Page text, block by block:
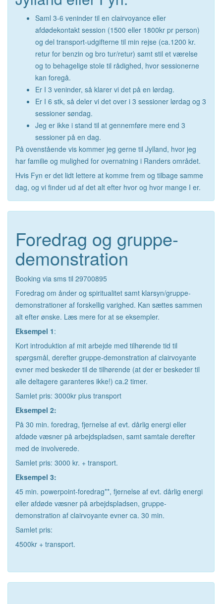
Saml 3-6 veninder til en clairvoyance eller
afdødekontakt session (1500 eller 1800kr pr person)
og del transport-udgifterne til min rejse (ca.1200 kr.
retur for benzin og bro tur/retur) samt stil et værelse
og to behagelige stole til rådighed, hvor sessionerne
kan foregå.
Er I 3 veninder, så klarer vi det på en lørdag.
Er I 6 stk, så deler vi det over i 3 sessioner lørdag og 3
sessioner søndag.
Jeg er ikke i stand til at gennemføre mere end 3
sessioner på en dag.
På ovenstående vis kommer jeg gerne til Jylland, hvor jeg
har familie og mulighed for overnatning i Randers området.
Hvis Fyn er det lidt lettere at komme frem og tilbage samme
dag, og vi finder ud af det alt efter hvor og hvor mange I er.
Foredrag og gruppe-
demonstration
Booking via sms til 29700895
Foredrag om ånder og spiritualitet samt klarsyn/gruppe-
demonstrationer af forskellig varighed. Kan sættes sammen
alt efter ønske. Læs mere for at se eksempler.
Eksempel 1:
Kort introduktion af mit arbejde med tilhørende tid til
spørgsmål, derefter gruppe-demonstration af clairvoyante
evner med beskeder til de tilhørende (at der er beskeder til
alle deltagere garanteres ikke!) ca.2 timer.
Samlet pris: 3000kr plus transport
Eksempel 2:
På 30 min. foredrag, fjernelse af evt. dårlig energi eller
afdøde væsner på arbejdspladsen, samt samtale derefter
med de involverede.
Samlet pris: 3000 kr. + transport.
Eksempel 3:
45 min. powerpoint-foredrag**, fjernelse af evt. dårlig energi
eller afdøde væsner på arbejdspladsen, gruppe-
demonstration af clairvoyante evner ca. 30 min.
Samlet pris:
4500kr + transport.